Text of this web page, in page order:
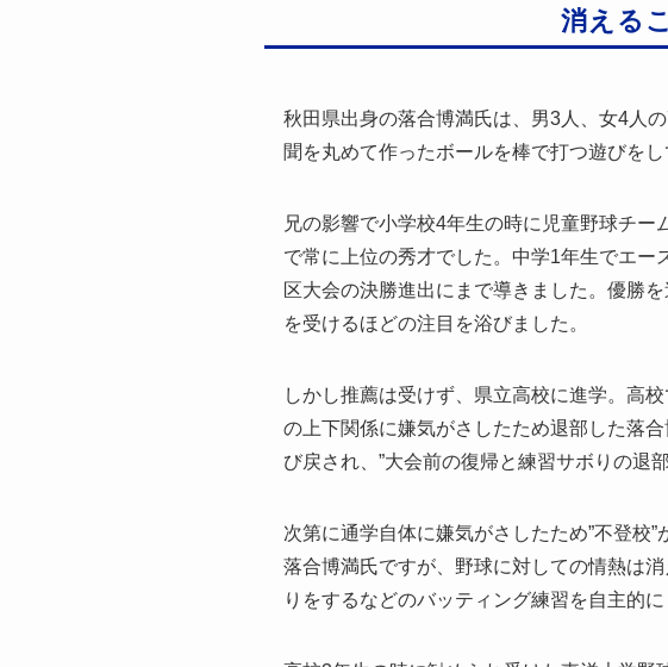
消える
秋田県出身の落合博満氏は、男3人、女4人
聞を丸めて作ったボールを棒で打つ遊びをし
兄の影響で小学校4年生の時に児童野球チ
で常に上位の秀才でした。中学1年生でエ
区大会の決勝進出にまで導きました。優勝
を受けるほどの注目を浴びました。
しかし推薦は受けず、県立高校に進学。高
の上下関係に嫌気がさしたため退部した落
び戻され、”大会前の復帰と練習サボりの退
次第に通学自体に嫌気がさしたため”不登校
落合博満氏ですが、野球に対しての情熱は
りをするなどのバッティング練習を自主的に